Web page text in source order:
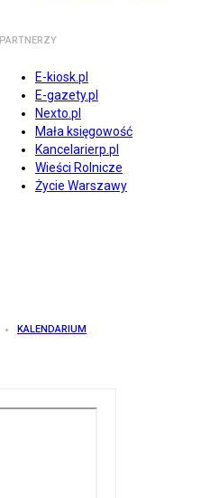
PARTNERZY
E-kiosk.pl
E-gazety.pl
Nexto.pl
Mała księgowość
Kancelarierp.pl
Wieści Rolnicze
Życie Warszawy
KALENDARIUM